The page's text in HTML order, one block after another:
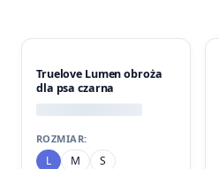
Truelove Lumen obroża
dla psa czarna
ROZMIAR:
L M S